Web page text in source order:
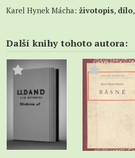
Karel Hynek Mácha: životopis, dílo,
Další knihy tohoto autora: